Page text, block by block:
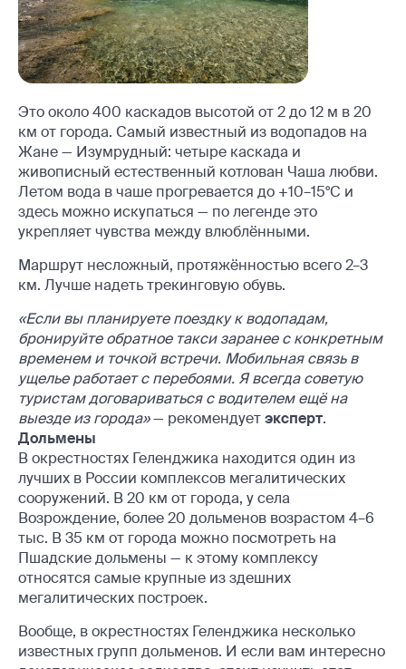
Это около 400 каскадов высотой от 2 до 12 м в 20
км от города. Самый известный из водопадов на
Жане — Изумрудный: четыре каскада и
живописный естественный котлован Чаша любви.
Летом вода в чаше прогревается до +10–15°C и
здесь можно искупаться — по легенде это
укрепляет чувства между влюблёнными.
Маршрут несложный, протяжённостью всего 2–3
км. Лучше надеть трекинговую обувь.
«Если вы планируете поездку к водопадам,
бронируйте обратное такси заранее с конкретным
временем и точкой встречи. Мобильная связь в
ущелье работает с перебоями. Я всегда советую
туристам договариваться с водителем ещё на
выезде из города»— рекомендуетэксперт.
Дольмены
В окрестностях Геленджика находится один из
лучших в России комплексов мегалитических
сооружений. В 20 км от города, у села
Возрождение, более 20 дольменов возрастом 4–6
тыс. В 35 км от города можно посмотреть на
Пшадские дольмены — к этому комплексу
относятся самые крупные из здешних
мегалитических построек.
Вообще, в окрестностях Геленджика несколько
известных групп дольменов. И если вам интересно